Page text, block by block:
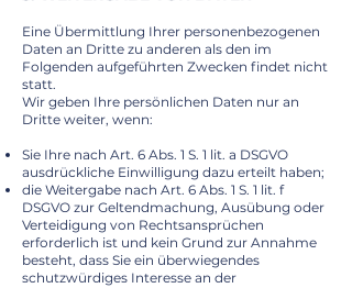
Eine Übermittlung Ihrer personenbezogenen
Daten an Dritte zu anderen als den im
Folgenden aufgeführten Zwecken findet nicht
statt.
Wir geben Ihre persönlichen Daten nur an
Dritte weiter, wenn:
Sie Ihre nach Art. 6 Abs. 1 S. 1 lit. a DSGVO
ausdrückliche Einwilligung dazu erteilt haben;
die Weitergabe nach Art. 6 Abs. 1 S. 1 lit. f
DSGVO zur Geltendmachung, Ausübung oder
Verteidigung von Rechtsansprüchen
erforderlich ist und kein Grund zur Annahme
besteht, dass Sie ein überwiegendes
schutzwürdiges Interesse an der